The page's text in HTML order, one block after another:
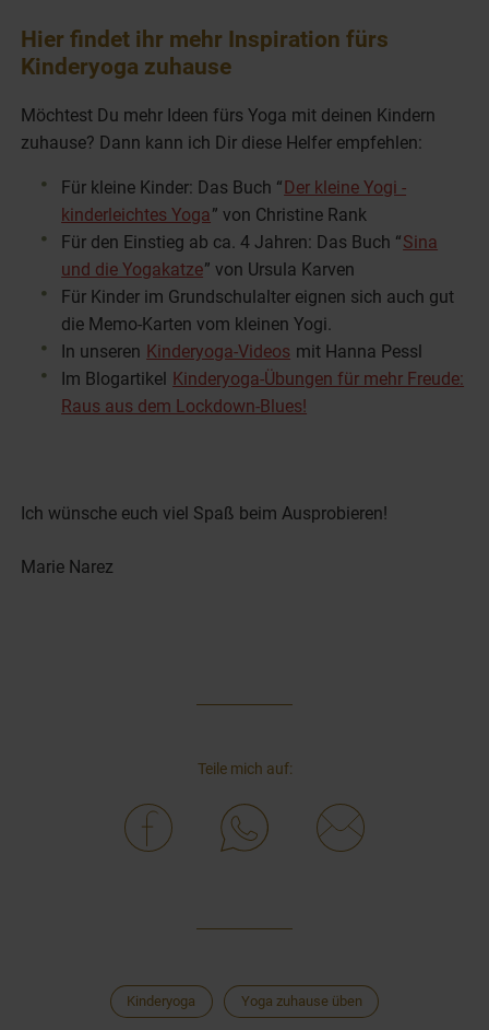
Hier findet ihr mehr Inspiration fürs
Kinderyoga zuhause
Möchtest Du mehr Ideen fürs Yoga mit deinen Kindern
zuhause? Dann kann ich Dir diese Helfer empfehlen:
Für kleine Kinder: Das Buch “Der kleine Yogi -
kinderleichtes Yoga” von Christine Rank
Für den Einstieg ab ca. 4 Jahren: Das Buch “Sina
und die Yogakatze” von Ursula Karven
Für Kinder im Grundschulalter eignen sich auch gut
die Memo-Karten vom kleinen Yogi.
In unseren Kinderyoga-Videos mit Hanna Pessl
Im Blogartikel Kinderyoga-Übungen für mehr Freude:
Raus aus dem Lockdown-Blues!
Ich wünsche euch viel Spaß beim Ausprobieren!
Marie Narez
Teile mich auf:
Kinderyoga Yoga zuhause üben